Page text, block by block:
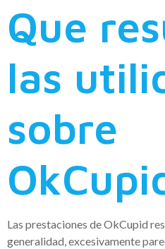
Que
las
sobre
Las prestaciones de OkCupid
generalidad, excesivamente